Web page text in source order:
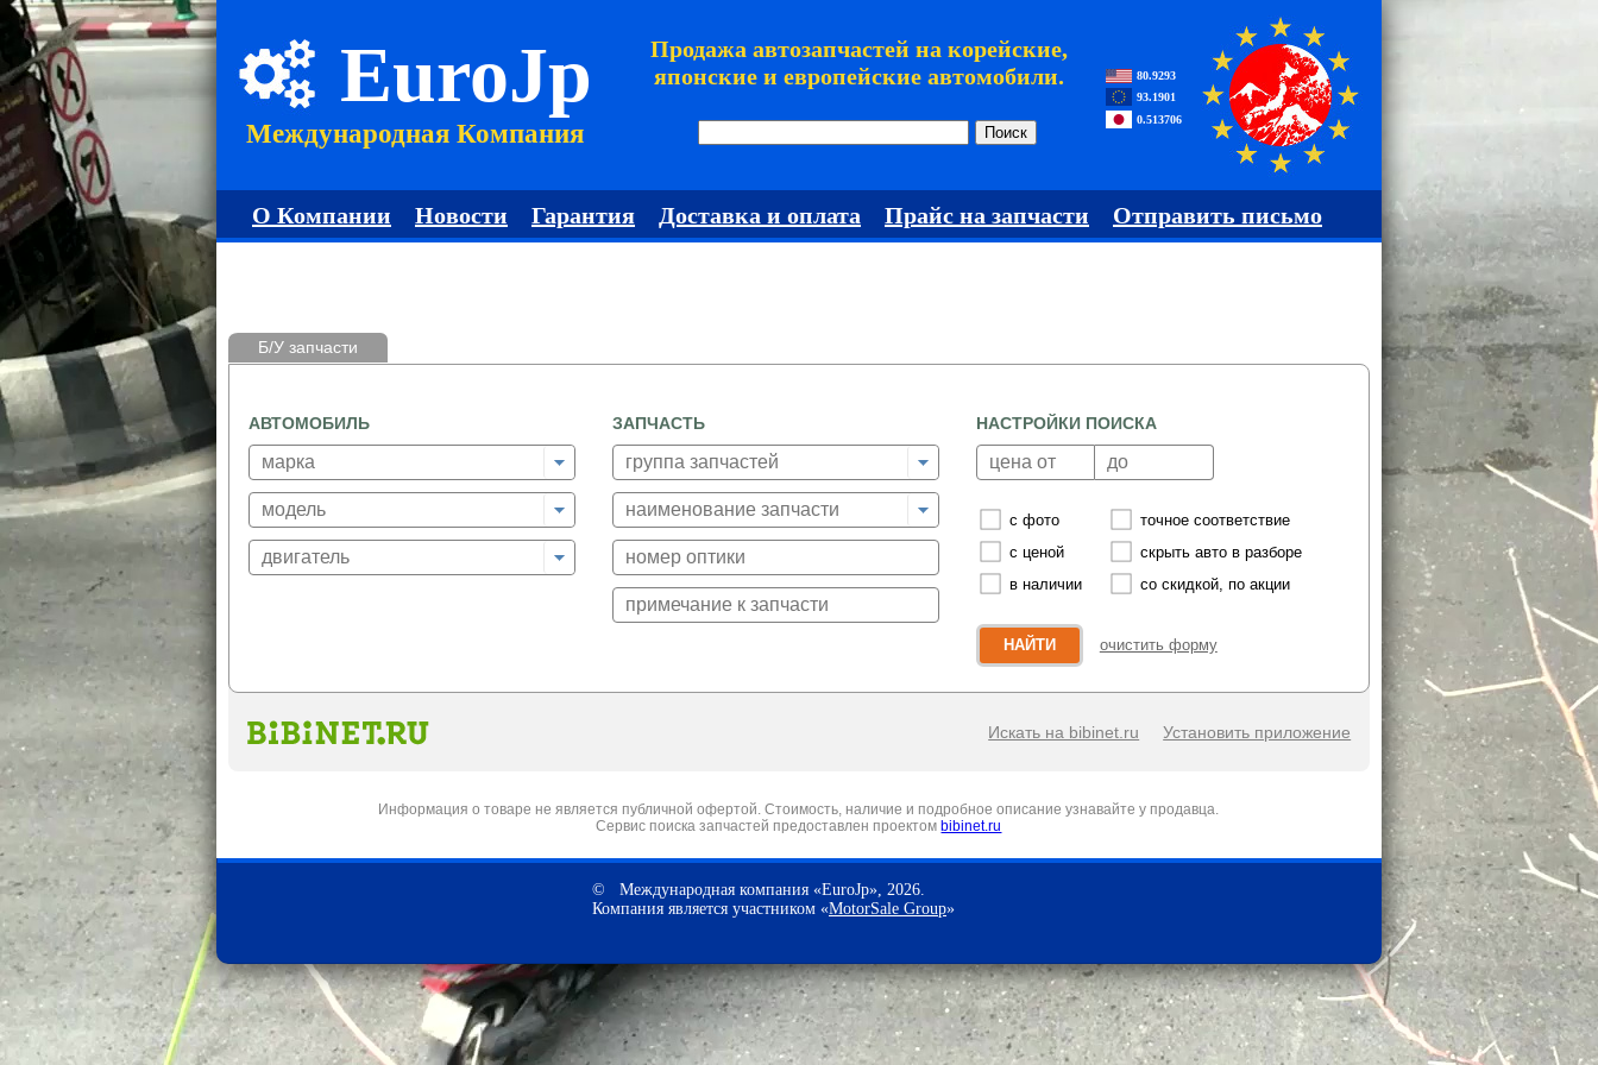
EuroJp
Международная Компания
Продажа автозапчастей на корейские,
японские и европейские автомобили.
80.9293
93.1901
0.513706
О Компании Новости Гарантия Доставка и оплата Прайс на запчасти Отправить письмо
Б/У запчасти
АВТОМОБИЛЬ ЗАПЧАСТЬ НАСТРОЙКИ ПОИСКА
с фото
точное соответствие
с ценой
скрыть авто в разборе
в наличии
со скидкой, по акции
НАЙТИ очистить форму
Искать на bibinet.ru Установить приложение
Информация о товаре не является публичной офертой. Стоимость, наличие и подробное описание узнавайте у продавца.
Сервис поиска запчастей предоставлен проектом bibinet.ru
© Международная компания «EuroJp», 2026.
Компания является участником «MotorSale Group»